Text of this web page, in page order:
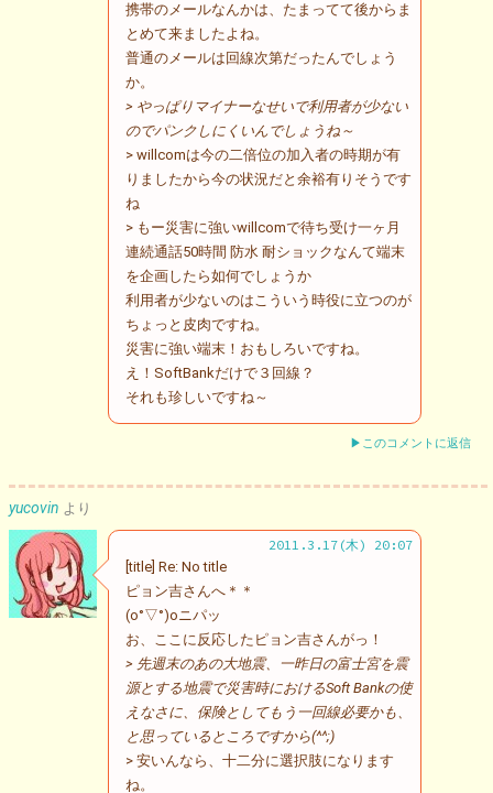
携帯のメールなんかは、たまってて後からま
とめて来ましたよね。
普通のメールは回線次第だったんでしょう
か。
> やっぱりマイナーなせいで利用者が少ない
のでパンクしにくいんでしょうね～
> willcomは今の二倍位の加入者の時期が有
りましたから今の状況だと余裕有りそうです
ね
> もー災害に強いwillcomで待ち受け一ヶ月
連続通話50時間 防水 耐ショックなんて端末
を企画したら如何でしょうか
利用者が少ないのはこういう時役に立つのが
ちょっと皮肉ですね。
災害に強い端末！おもしろいですね。
え！SoftBankだけで３回線？
それも珍しいですね～
▶このコメントに返信
yucovin より
2011.3.17(木) 20:07
[title] Re: No title
ピョン吉さんへ＊＊
(o°▽°)oニパッ
お、ここに反応したピョン吉さんがっ！
> 先週末のあの大地震、一昨日の富士宮を震
源とする地震で災害時におけるSoft Bankの使
えなさに、保険としてもう一回線必要かも、
と思っているところですから(^^;)
> 安いんなら、十二分に選択肢になります
ね。